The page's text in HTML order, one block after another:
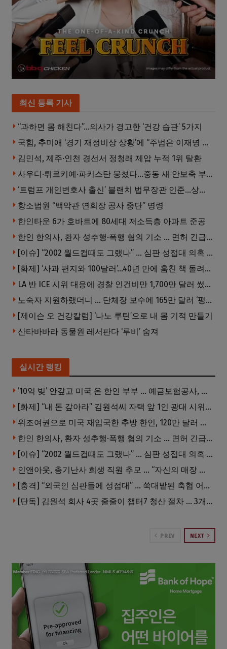
최신 등록 기사
“과하면 몸 해친다”…의사가 경고한 ‘건강 습관’ 5가지
국힘, 추미애 ‘경기 재정비상 상황’에 “주범은 이재명 전 지사”
김민석, 제주·인천 경선서 정청래 제압 누적 1위 탈환
사우디·튀르키예·파키스탄 뭉쳤다…중동 새 안보축 부상하나
‘트럼프 개인변호사 출신’ 블랜치 법무장관 인준…상원 50대49 가결
항소법원 “백악관 연회장 공사 중단” 명령
한인타운 6가 호바트에 80세대 저소득층 아파트 준공
한인 한의사, 환자 성추행·폭행 혐의 기소 … 면허 긴급정지
[이슈] “2002 월드컵때도 그랬나” … 심판 성접대 의혹 해외로 일파만파, 4강 신화까지 불똥
[화제] ‘사과 편지와 100달러’…40년 만에 훔친 책 돌려준 절도범
LA 반 ICE 시위 대응에 경찰 인건비만 1,700만 달러 썼다.
노숙자 지원하랬더니 … 단체장 보수에 165만 달러 ‘펑펑’
[제이슨 오 건강칼럼] ‘나노 루틴’으로 내 몸 기적 만들기
산타바바라 동물원 레서판다 ‘루비’ 숨져
실시간 랭킹
’10억 빚’ 안갚고 미국 온 한인 부부 … 예금보험공사, 미국서 소송
[화제] “내 돈 갚아라” 김원석씨 자택 앞 1인 광대 시위 … 한인 투자사, “108만 달러 못받아”
위조여권으로 미국 재입국한 추방 한인, 120만 달러 은행 사기 행각
한인 한의사, 환자 성추행·폭행 혐의 기소 … 면허 긴급정지
[이슈] “2002 월드컵때도 그랬나” … 심판 성접대 의혹 해외로 일파만파, 4강 신화까지 불똥
인앤아웃, 총기난사 희생 직원 추모 … “자신의 매장 운영이 꿈이었다”
[충격] “외국인 심판들에 성접대” … 쑥대밭된 축협 어디까지 추락하나
[단독] 김원석 회사 4곳 줄줄이 챕터7 청산 절차 … 3개 법인 같은 날 동시 파산 신청
PREV NEXT